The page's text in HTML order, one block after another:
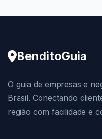
BenditoGuia
O guia de empresas e
Brasil. Conectando
região com facilidade e